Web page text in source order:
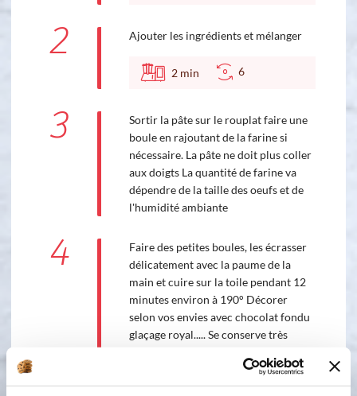
2 Ajouter les ingrédients et mélanger
2 min 6
3
Sortir la pâte sur le rouplat faire une
boule en rajoutant de la farine si
nécessaire. La pâte ne doit plus coller
aux doigts La quantité de farine va
dépendre de la taille des oeufs et de
l'humidité ambiante
4
Faire des petites boules, les écrasser
délicatement avec la paume de la
main et cuire sur la toile pendant 12
minutes environ à 190° Décorer
selon vos envies avec chocolat fondu
glaçage royal..... Se conserve très
enfin si les enfants n'ont pas tout
mangé.